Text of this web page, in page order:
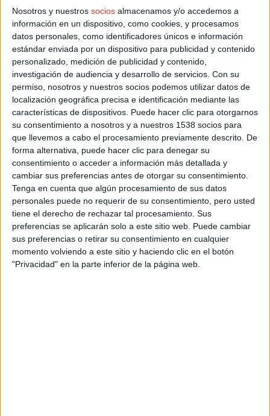
Nosotros y nuestros socios almacenamos y/o accedemos a
información en un dispositivo, como cookies, y procesamos
datos personales, como identificadores únicos e información
estándar enviada por un dispositivo para publicidad y contenido
personalizado, medición de publicidad y contenido,
investigación de audiencia y desarrollo de servicios. Con su
permiso, nosotros y nuestros socios podemos utilizar datos de
localización geográfica precisa e identificación mediante las
características de dispositivos. Puede hacer clic para otorgarnos
su consentimiento a nosotros y a nuestros 1538 socios para
que llevemos a cabo el procesamiento previamente descrito. De
forma alternativa, puede hacer clic para denegar su
consentimiento o acceder a información más detallada y
cambiar sus preferencias antes de otorgar su consentimiento.
Tenga en cuenta que algún procesamiento de sus datos
personales puede no requerir de su consentimiento, pero usted
tiene el derecho de rechazar tal procesamiento. Sus
preferencias se aplicarán solo a este sitio web. Puede cambiar
sus preferencias o retirar su consentimiento en cualquier
momento volviendo a este sitio y haciendo clic en el botón
"Privacidad" en la parte inferior de la página web.
que te apuntas a algunas carreras de un día para otro. Un
grado avanzado de afición se manifiesta en ponerte a buscar
una carrera para el domingo el mismo viernes por la noche.
Grado 8: Me sé el calendario de memoria.
Si no sólo sabes
tus carreras, sino que conoces a las que van a ir tus amigos
e incluso les recomiendas a cuál apuntarse, es que llevas
bastante tiempo corriendo y tu experiencia y conocimiento
son bastante valiosos. En esta fase, prefieres acostarte
pronto por mucha fiesta que te propongan por la noche.
Grado 9: Doblete.Si has empezado a hacer más de una
carrera en algún fin de semana, quiere decir que estás en las
escalas más altas. Esto te pasa porque no sabes decir que
no a una carrera y te preocupa perderte una carrera que
podría ser muy emocionante.
Grado 10: Faltaría a mi boda por una carrera.En la parte
más alta de la escala, independientemente de las distancias
que corran o los días a la semana que lo hagan, están los que